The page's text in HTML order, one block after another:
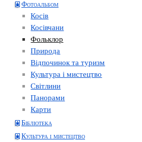
Фотоальбом
Косів
Косівчани
Фольклор
Природа
Відпочинок та туризм
Культура і мистецтво
Світлини
Панорами
Карти
Бібліотека
Культура і мистецтво